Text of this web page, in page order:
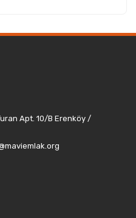
Apt. 10/B Erenköy /